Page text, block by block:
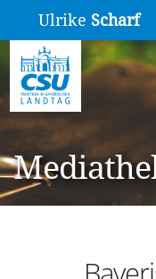
Ulrike Scharf